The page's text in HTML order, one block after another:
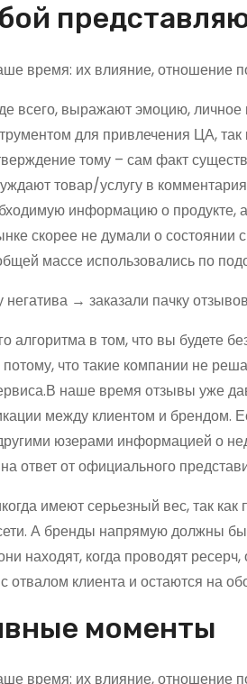
всего, выражают эмоцию, личное
для привлечения ЦА,
тому – сам факт
товар/услугу в
информацию о продукте,
скорее не думали о
массе использовались по
негатива → заказали пачку
алгоритма в том, что вы будете
потому, что такие компании не
наше время отзывы уже
между клиентом и брендом.
юзерами информацией о
ответ от официального
имеют серьезный вес, так
А бренды напрямую должны
находят, когда проводят
отвалом клиента и остаются на
моменты